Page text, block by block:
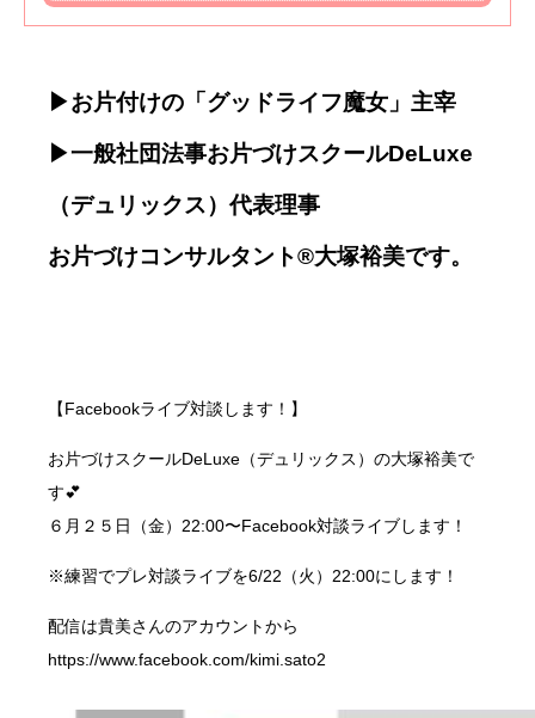
▶お片付けの「グッドライフ魔女」主宰
▶一般社団法事お片づけスクールDeLuxe
（デュリックス）代表理事
お片づけコンサルタント®大塚裕美です。
【Facebookライブ対談します！】
お片づけスクールDeLuxe（デュリックス）の大塚裕美で
す💕
６月２５日（金）22:00〜Facebook対談ライブします！
※練習でプレ対談ライブを6/22（火）22:00にします！
配信は貴美さんのアカウントから
https://www.facebook.com/kimi.sato2